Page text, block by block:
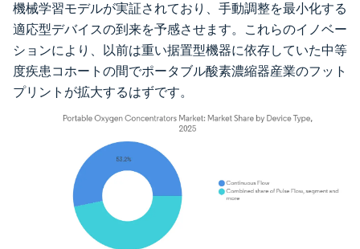
機械学習モデルが実証されており、手動調整を最小化する
適応型デバイスの到来を予感させます。これらのイノベー
ションにより、以前は重い据置型機器に依存していた中等
度疾患コホートの間でポータブル酸素濃縮器産業のフット
プリントが拡大するはずです。